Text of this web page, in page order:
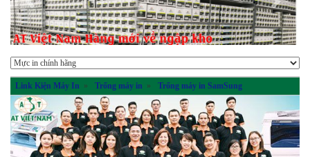
Previous Next
Link Kiện Máy In » Trống máy in » Trống máy in SamSung